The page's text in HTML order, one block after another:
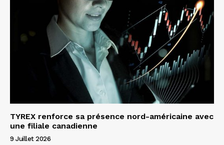
TYREX renforce sa présence nord-américaine avec
une filiale canadienne
9 Juillet 2026